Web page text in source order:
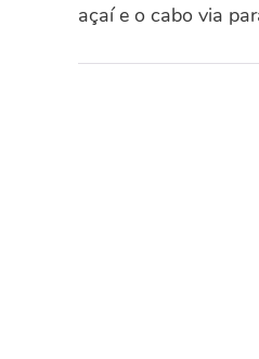
açaí e o cabo via